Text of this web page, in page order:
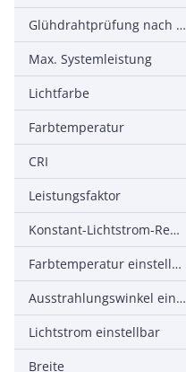
Glühdrahtprüfung nach IEC 60695-2-11
Max. Systemleistung
Lichtfarbe
Farbtemperatur
CRI
Leistungsfaktor
Konstant-Lichtstrom-Regelung
Farbtemperatur einstellbar
Ausstrahlungswinkel einstellbar
Lichtstrom einstellbar
Breite